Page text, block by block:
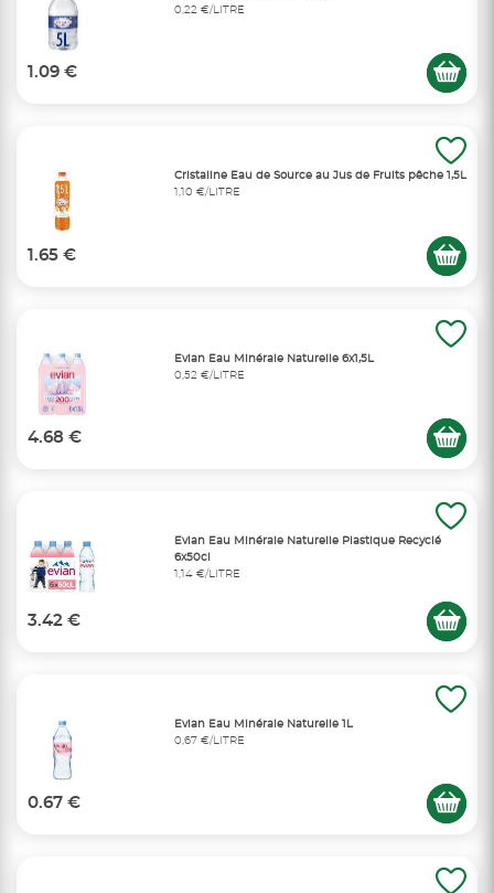
0,22 €/LITRE
1.09 €
Cristaline Eau de Source au Jus de Fruits pêche 1,5L
1,10 €/LITRE
1.65 €
Evian Eau Minérale Naturelle 6x1,5L
0,52 €/LITRE
4.68 €
Evian Eau Minérale Naturelle Plastique Recyclé
6x50cl
1,14 €/LITRE
3.42 €
Evian Eau Minérale Naturelle 1L
0,67 €/LITRE
0.67 €